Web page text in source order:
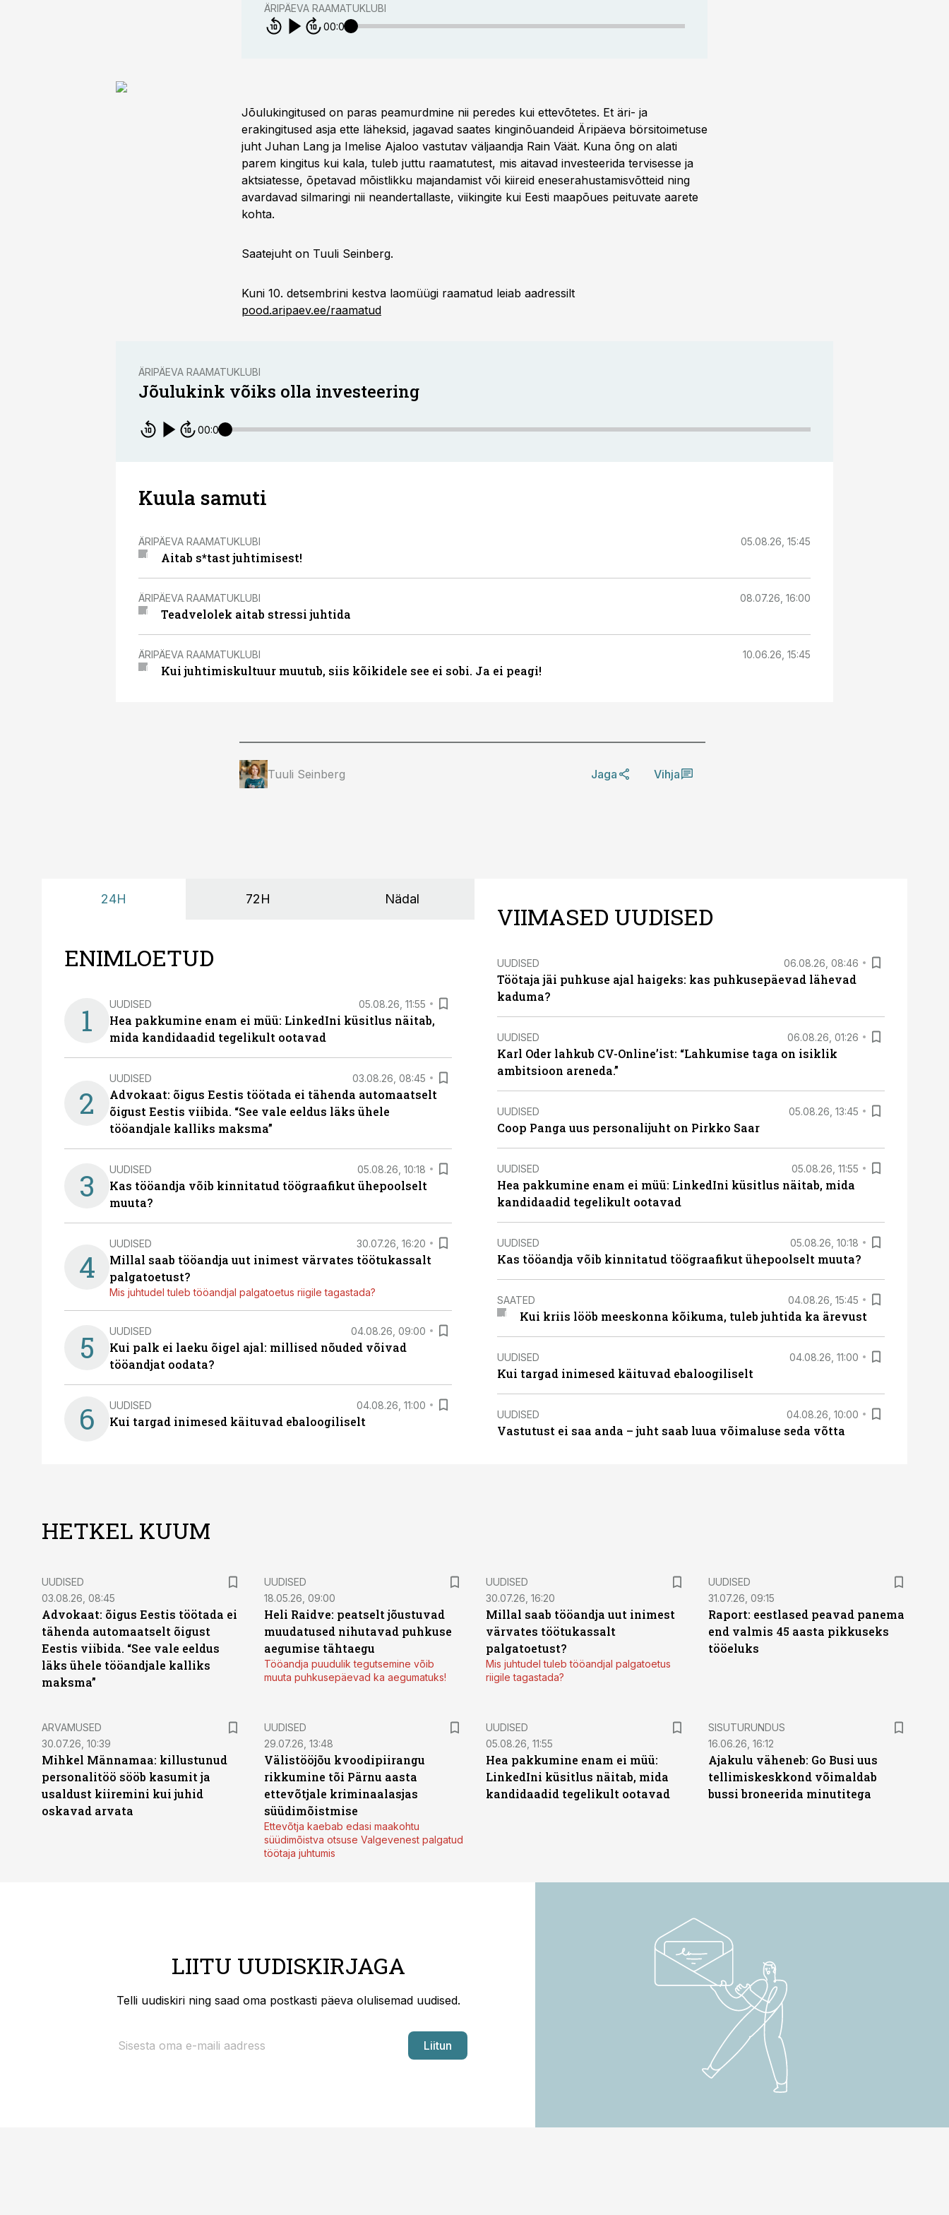
ÄRIPÄEVA RAAMATUKLUBI
00:00
Jõulukingitused on paras peamurdmine nii peredes kui ettevõtetes. Et äri- ja
erakingitused asja ette läheksid, jagavad saates kinginõuandeid Äripäeva börsitoimetuse
juht Juhan Lang ja Imelise Ajaloo vastutav väljaandja Rain Väät. Kuna õng on alati
parem kingitus kui kala, tuleb juttu raamatutest, mis aitavad investeerida tervisesse ja
aktsiatesse, õpetavad mõistlikku majandamist või kiireid eneserahustamisvõtteid ning
avardavad silmaringi nii neandertallaste, viikingite kui Eesti maapõues peituvate aarete
kohta.
Saatejuht on Tuuli Seinberg.
Kuni 10. detsembrini kestva laomüügi raamatud leiab aadressilt
pood.aripaev.ee/raamatud
ÄRIPÄEVA RAAMATUKLUBI
Jõulukink võiks olla investeering
00:00
Kuula samuti
ÄRIPÄEVA RAAMATUKLUBI 05.08.26, 15:45
Aitab s*tast juhtimisest!
ÄRIPÄEVA RAAMATUKLUBI 08.07.26, 16:00
Teadvelolek aitab stressi juhtida
ÄRIPÄEVA RAAMATUKLUBI 10.06.26, 15:45
Kui juhtimiskultuur muutub, siis kõikidele see ei sobi. Ja ei peagi!
Tuuli Seinberg Jaga Vihja
24H 72H Nädal
ENIMLOETUD
1 UUDISED 05.08.26, 11:55
Hea pakkumine enam ei müü: LinkedIni küsitlus näitab,
mida kandidaadid tegelikult ootavad
2
UUDISED 03.08.26, 08:45
Advokaat: õigus Eestis töötada ei tähenda automaatselt
õigust Eestis viibida. “See vale eeldus läks ühele
tööandjale kalliks maksma”
3 UUDISED 05.08.26, 10:18
Kas tööandja võib kinnitatud töögraafikut ühepoolselt
muuta?
4
UUDISED 30.07.26, 16:20
Millal saab tööandja uut inimest värvates töötukassalt
palgatoetust?
Mis juhtudel tuleb tööandjal palgatoetus riigile tagastada?
5 UUDISED 04.08.26, 09:00
Kui palk ei laeku õigel ajal: millised nõuded võivad
tööandjat oodata?
6 UUDISED 04.08.26, 11:00
Kui targad inimesed käituvad ebaloogiliselt
VIIMASED UUDISED
UUDISED 06.08.26, 08:46
Töötaja jäi puhkuse ajal haigeks: kas puhkusepäevad lähevad
kaduma?
UUDISED 06.08.26, 01:26
Karl Oder lahkub CV-Online’ist: “Lahkumise taga on isiklik
ambitsioon areneda.”
UUDISED 05.08.26, 13:45
Coop Panga uus personalijuht on Pirkko Saar
UUDISED 05.08.26, 11:55
Hea pakkumine enam ei müü: LinkedIni küsitlus näitab, mida
kandidaadid tegelikult ootavad
UUDISED 05.08.26, 10:18
Kas tööandja võib kinnitatud töögraafikut ühepoolselt muuta?
SAATED 04.08.26, 15:45
Kui kriis lööb meeskonna kõikuma, tuleb juhtida ka ärevust
UUDISED 04.08.26, 11:00
Kui targad inimesed käituvad ebaloogiliselt
UUDISED 04.08.26, 10:00
Vastutust ei saa anda – juht saab luua võimaluse seda võtta
HETKEL KUUM
UUDISED
03.08.26, 08:45
Advokaat: õigus Eestis töötada ei
tähenda automaatselt õigust
Eestis viibida. “See vale eeldus
läks ühele tööandjale kalliks
maksma”
UUDISED
18.05.26, 09:00
Heli Raidve: peatselt jõustuvad
muudatused nihutavad puhkuse
aegumise tähtaegu
Tööandja puudulik tegutsemine võib
muuta puhkusepäevad ka aegumatuks!
UUDISED
30.07.26, 16:20
Millal saab tööandja uut inimest
värvates töötukassalt
palgatoetust?
Mis juhtudel tuleb tööandjal palgatoetus
riigile tagastada?
UUDISED
31.07.26, 09:15
Raport: eestlased peavad panema
end valmis 45 aasta pikkuseks
tööeluks
ARVAMUSED
30.07.26, 10:39
Mihkel Männamaa: killustunud
personalitöö sööb kasumit ja
usaldust kiiremini kui juhid
oskavad arvata
UUDISED
29.07.26, 13:48
Välistööjõu kvoodipiirangu
rikkumine tõi Pärnu aasta
ettevõtjale kriminaalasjas
süüdimõistmise
Ettevõtja kaebab edasi maakohtu
süüdimõistva otsuse Valgevenest palgatud
töötaja juhtumis
UUDISED
05.08.26, 11:55
Hea pakkumine enam ei müü:
LinkedIni küsitlus näitab, mida
kandidaadid tegelikult ootavad
ST
SISUTURUNDUS
16.06.26, 16:12
Ajakulu väheneb: Go Busi uus
tellimiskeskkond võimaldab
bussi broneerida minutitega
LIITU UUDISKIRJAGA
Telli uudiskiri ning saad oma postkasti päeva olulisemad uudised.
Liitun